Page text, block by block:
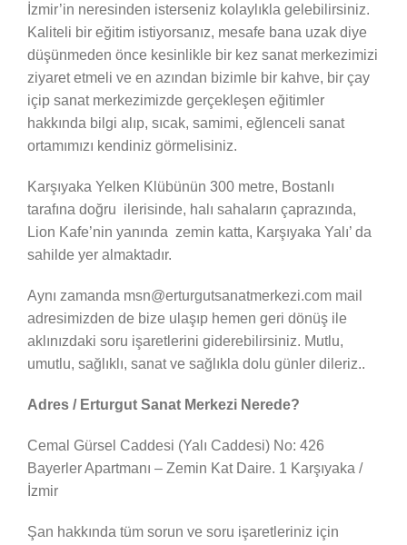
İzmir’in neresinden isterseniz kolaylıkla gelebilirsiniz.
Kaliteli bir eğitim istiyorsanız, mesafe bana uzak diye
düşünmeden önce kesinlikle bir kez sanat merkezimizi
ziyaret etmeli ve en azından bizimle bir kahve, bir çay
içip sanat merkezimizde gerçekleşen eğitimler
hakkında bilgi alıp, sıcak, samimi, eğlenceli sanat
ortamımızı kendiniz görmelisiniz.
Karşıyaka Yelken Klübünün 300 metre, Bostanlı
tarafına doğru ilerisinde, halı sahaların çaprazında,
Lion Kafe’nin yanında zemin katta, Karşıyaka Yalı’ da
sahilde yer almaktadır.
Aynı zamanda msn@erturgutsanatmerkezi.com mail
adresimizden de bize ulaşıp hemen geri dönüş ile
aklınızdaki soru işaretlerini giderebilirsiniz. Mutlu,
umutlu, sağlıklı, sanat ve sağlıkla dolu günler dileriz..
Adres / Erturgut Sanat Merkezi Nerede?
Cemal Gürsel Caddesi (Yalı Caddesi) No: 426
Bayerler Apartmanı – Zemin Kat Daire. 1 Karşıyaka /
İzmir
Şan hakkında tüm sorun ve soru işaretleriniz için